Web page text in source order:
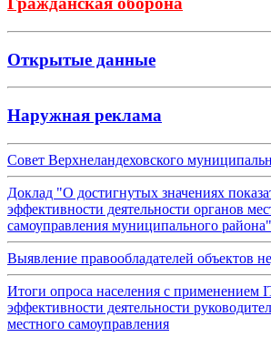
Открытые данные
Наружная реклама
Совет Верхнеландеховского
Доклад "О достигнутых значениях
эффективности деятельности органов
самоуправления муниципального района"
Выявление правообладателей объектов
Итоги опроса населения с применением
эффективности деятельности
местного самоуправления